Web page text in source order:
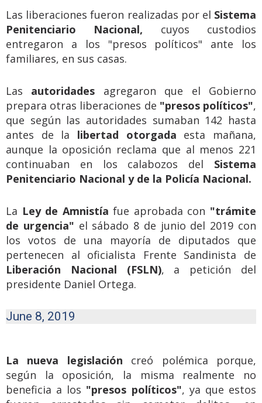
Las liberaciones fueron realizadas por el Sistema
Penitenciario Nacional, cuyos custodios
entregaron a los "presos políticos" ante los
familiares, en sus casas.
Las autoridades agregaron que el Gobierno
prepara otras liberaciones de "presos políticos",
que según las autoridades sumaban 142 hasta
antes de la libertad otorgada esta mañana,
aunque la oposición reclama que al menos 221
continuaban en los calabozos del Sistema
Penitenciario Nacional y de la Policía Nacional.
La Ley de Amnistía fue aprobada con "trámite
de urgencia" el sábado 8 de junio del 2019 con
los votos de una mayoría de diputados que
pertenecen al oficialista Frente Sandinista de
Liberación Nacional (FSLN), a petición del
presidente Daniel Ortega.
June 8, 2019
La nueva legislación creó polémica porque,
según la oposición, la misma realmente no
beneficia a los "presos políticos", ya que estos